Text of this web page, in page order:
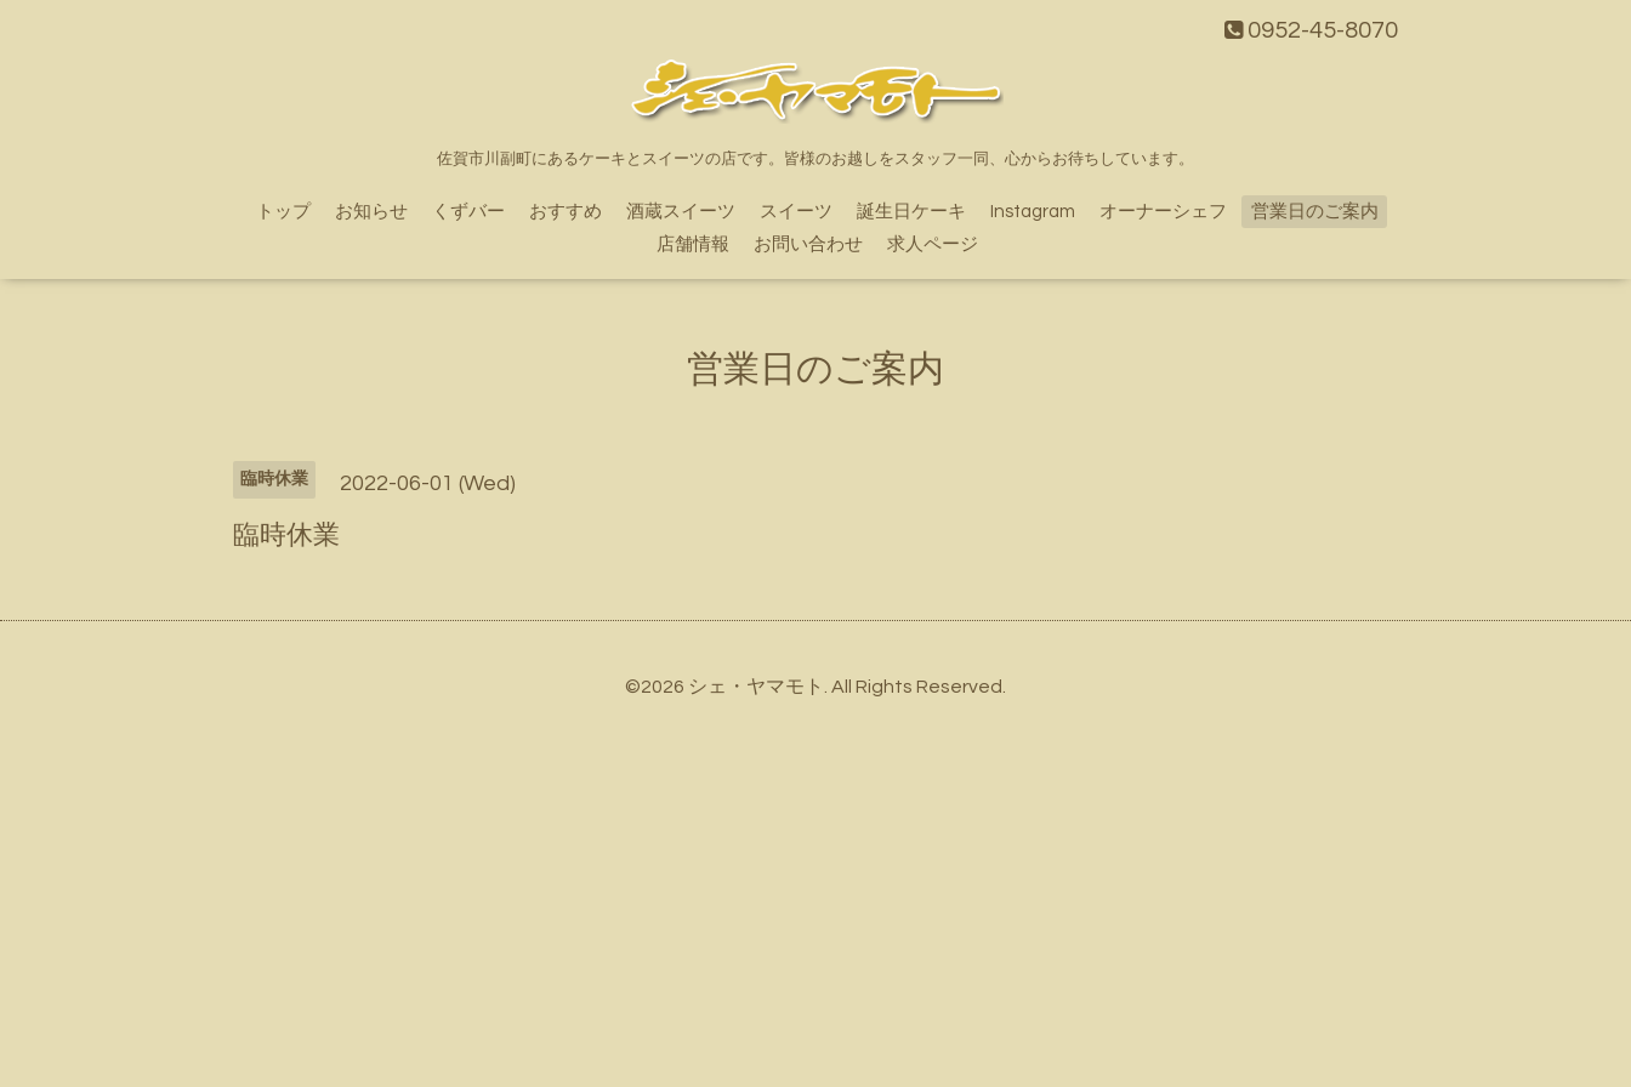
0952-45-8070
佐賀市川副町にあるケーキとスイーツの店です。皆様のお越しをスタッフ一同、心からお待ちしています。
トップ お知らせ くずバー おすすめ 酒蔵スイーツ スイーツ 誕生日ケーキ Instagram オーナーシェフ
営業日のご案内
店舗情報
お問い合わせ 求人ページ
営業日のご案内
臨時休業 2022-06-01 (Wed)
臨時休業
©2026 シェ・ヤマモト . All Rights Reserved.